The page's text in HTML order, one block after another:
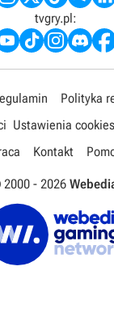
tvgry.pl:
Polityka
Ustawienia cookies
Kontakt
- 2026